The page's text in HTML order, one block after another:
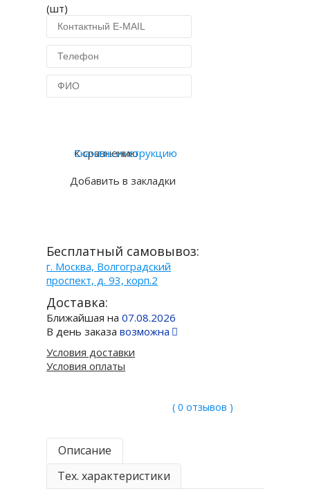
(шт)
К сравнению
Добавить в закладки
Скачать инструкцию
Бесплатный самовывоз:
г. Москва, Волгоградский
проспект, д. 93, корп.2
Доставка:
Ближайшая на07.08.2026
В день заказавозможна
Условия доставки
Условия оплаты
( 0 отзывов )
Описание
Тех. характеристики